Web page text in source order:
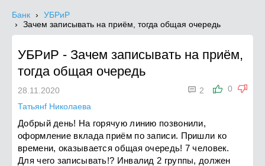
Банк
УБРиР
Зачем записывать на приём, тогда общая очередь
УБРиР - Зачем записывать на приём,
тогда общая очередь
0
 2
28.11.2020
Татьянf Николаева
Добрый день! На горячую линию позвонили,
оформление вклада приём по записи. Пришли ко
времени, оказывается общая очередь! 7 человек.
Для чего записывать!? Инвалид 2 группы, должен